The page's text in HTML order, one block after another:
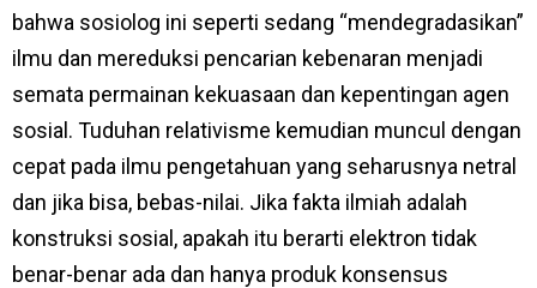
bahwa sosiolog ini seperti sedang “mendegradasikan”
ilmu dan mereduksi pencarian kebenaran menjadi
semata permainan kekuasaan dan kepentingan agen
sosial. Tuduhan relativisme kemudian muncul dengan
cepat pada ilmu pengetahuan yang seharusnya netral
dan jika bisa, bebas-nilai. Jika fakta ilmiah adalah
konstruksi sosial, apakah itu berarti elektron tidak
benar-benar ada dan hanya produk konsensus